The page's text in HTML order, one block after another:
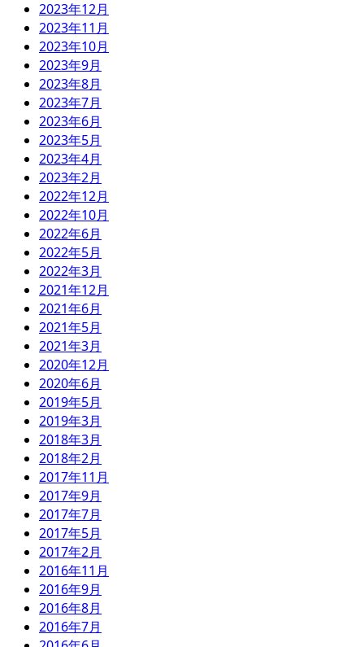
2023年12月
2023年11月
2023年10月
2023年9月
2023年8月
2023年7月
2023年6月
2023年5月
2023年4月
2023年2月
2022年12月
2022年10月
2022年6月
2022年5月
2022年3月
2021年12月
2021年6月
2021年5月
2021年3月
2020年12月
2020年6月
2019年5月
2019年3月
2018年3月
2018年2月
2017年11月
2017年9月
2017年7月
2017年5月
2017年2月
2016年11月
2016年9月
2016年8月
2016年7月